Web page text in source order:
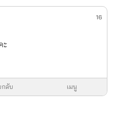
16
ะ
กลับ เมนู